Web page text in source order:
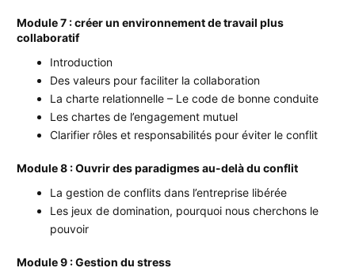
Module 7 : créer un environnement de travail plus
collaboratif
Introduction
Des valeurs pour faciliter la collaboration
La charte relationnelle – Le code de bonne conduite
Les chartes de l’engagement mutuel
Clarifier rôles et responsabilités pour éviter le conflit
Module 8 : Ouvrir des paradigmes au-delà du conflit
La gestion de conflits dans l’entreprise libérée
Les jeux de domination, pourquoi nous cherchons le
pouvoir
Module 9 : Gestion du stress